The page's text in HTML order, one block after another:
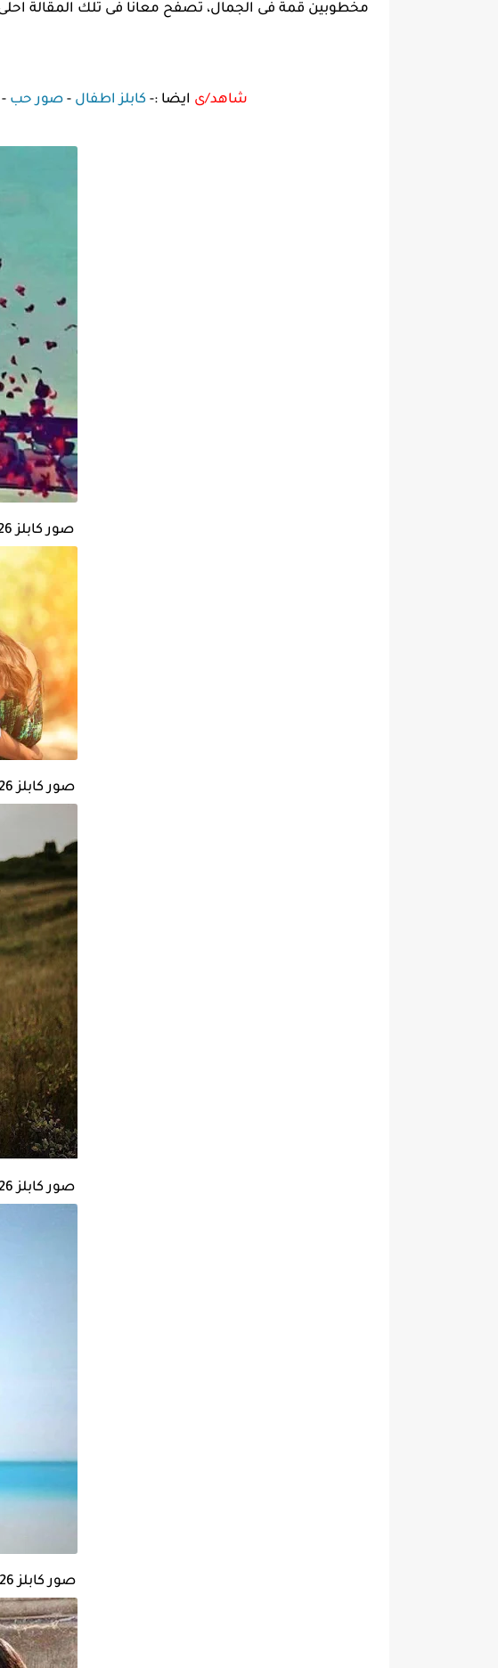
مخطوبين قمة فى الجمال، تصفح معانا فى تلك المقالة
شاهد/ى ايضا :- كابلز اطفال - صور حب -
صور كابلز 2026 اجمل رمزيات وخلفيات كابلز مخطوبين (1)
صور كابلز 2026 اجمل رمزيات وخلفيات كابلز مخطوبين (2)
صور كابلز 2026 اجمل رمزيات وخلفيات كابلز مخطوبين (3)
صور كابلز 2026 اجمل رمزيات وخلفيات كابلز مخطوبين (4)